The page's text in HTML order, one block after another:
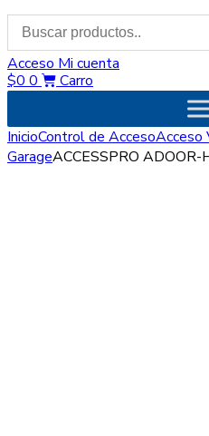
Acceso Mi cuenta
$0 0 Carro
InicioControl de AccesoAcceso
GarageACCESSPRO ADOOR-